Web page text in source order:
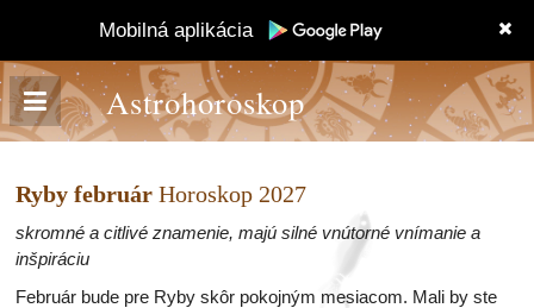
Mobilná aplikácia
Astrohoroskop
Ryby február Horoskop 2027
skromné a citlivé znamenie, majú silné vnútorné vnímanie a
inšpiráciu
Február bude pre Ryby skôr pokojným mesiacom. Mali by ste